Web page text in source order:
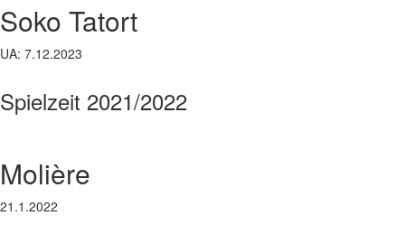
Soko Tatort
UA: 7.12.2023
Spielzeit 2021/2022
Molière
21.1.2022